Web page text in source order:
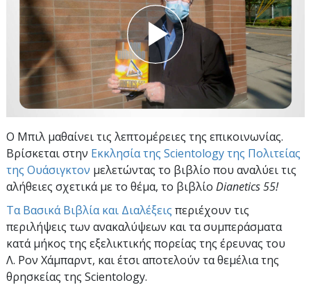
Ο Μπιλ μαθαίνει τις λεπτομέρειες της επικοινωνίας.
Βρίσκεται στην Εκκλησία της Scientology της Πολιτείας
της Ουάσιγκτον μελετώντας το βιβλίο που αναλύει τις
αλήθειες σχετικά με το θέμα, το βιβλίο Dianetics 55!
Τα Βασικά Βιβλία και Διαλέξεις περιέχουν τις
περιλήψεις των ανακαλύψεων και τα συμπεράσματα
κατά μήκος της εξελικτικής πορείας της έρευνας του
Λ. Ρον Χάμπαρντ, και έτσι αποτελούν τα θεμέλια της
θρησκείας της Scientology.